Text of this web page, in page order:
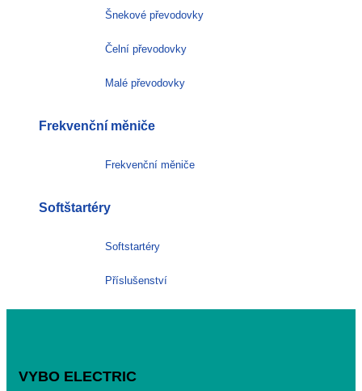
Šnekové převodovky
Čelní převodovky
Malé převodovky
Frekvenční měniče
Frekvenční měniče
Softštartéry
Softstartéry
Příslušenství
VYBO ELECTRIC